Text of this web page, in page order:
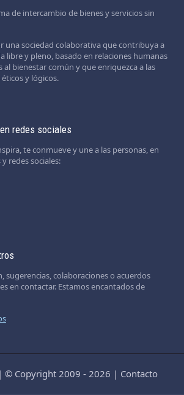
de intercambio de bienes y servicios sin
una sociedad colaborativa que contribuya a
libre y pleno, basado en relaciones humanas
al bienestar común y que enriquezca a las
y lógicos.
redes sociales
te conmueve y une a las personas, en
redes sociales:
sugerencias, colaboraciones o acuerdos
en contactar. Estamos encantados de
| © Copyright 2009 - 2026 | Contacto